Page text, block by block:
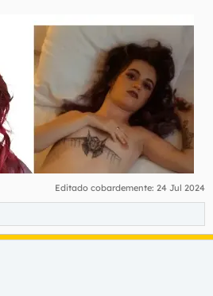
Editado cobardemente: 24 Jul 2024